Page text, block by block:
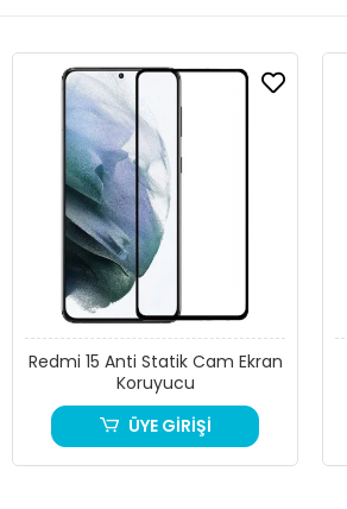
Redmi 15 Anti Statik Cam Ekran
Koruyucu
ÜYE GİRİŞİ